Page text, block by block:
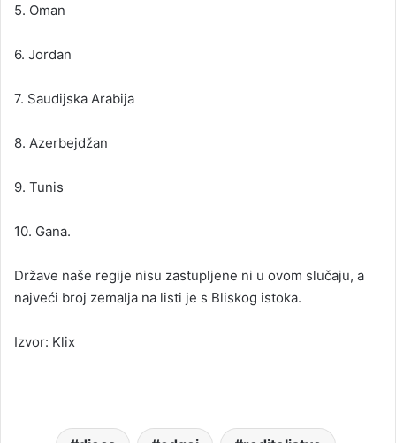
5. Oman
6. Jordan
7. Saudijska Arabija
8. Azerbejdžan
9. Tunis
10. Gana.
Države naše regije nisu zastupljene ni u ovom slučaju, a
najveći broj zemalja na listi je s Bliskog istoka.
Izvor: Klix